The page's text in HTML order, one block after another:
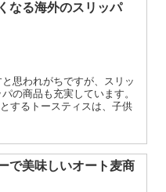
なる海外のスリッパ
思われがちですが、スリッ
の商品も充実しています。
するトースティスは、子供
で美味しいオート麦商